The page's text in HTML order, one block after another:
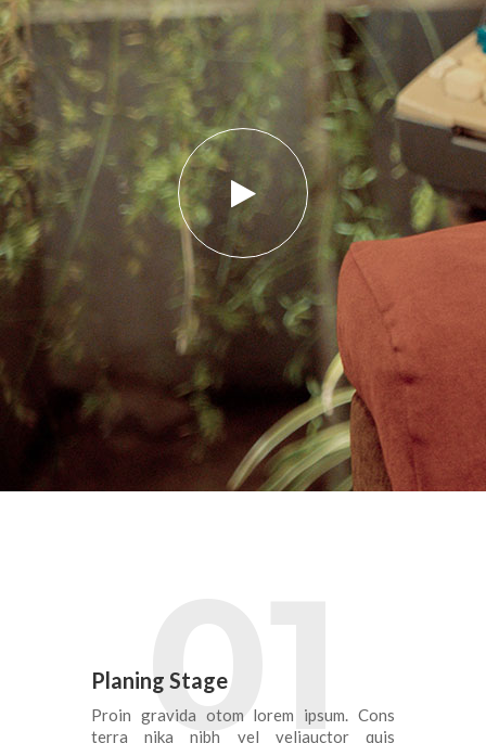
01
Planing Stage
Proin gravida otom lorem ipsum. Cons
terra nika nibh vel veliauctor quis